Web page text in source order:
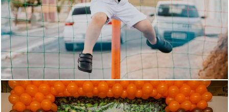
360 33